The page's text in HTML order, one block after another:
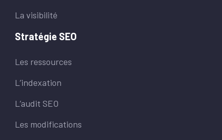
La visibilité
Stratégie SEO
Les ressources
L’indexation
L’audit SEO
Les modifications